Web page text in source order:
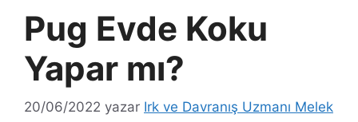
Pug Evde Koku
Yapar mı?
20/06/2022 yazar Irk ve Davranış Uzmanı Melek